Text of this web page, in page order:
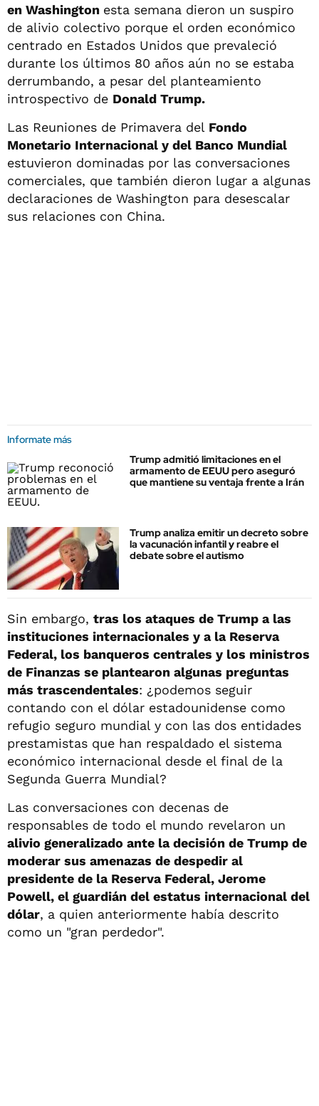
en Washington esta semana dieron un suspiro
de alivio colectivo porque el orden económico
centrado en Estados Unidos que prevaleció
durante los últimos 80 años aún no se estaba
derrumbando, a pesar del planteamiento
introspectivo de Donald Trump.
Las Reuniones de Primavera del Fondo
Monetario Internacional y del Banco Mundial
estuvieron dominadas por las conversaciones
comerciales, que también dieron lugar a algunas
declaraciones de Washington para desescalar
sus relaciones con China.
Informate más
Trump admitió limitaciones en el
armamento de EEUU pero aseguró
que mantiene su ventaja frente a Irán
Trump analiza emitir un decreto sobre
la vacunación infantil y reabre el
debate sobre el autismo
Sin embargo, tras los ataques de Trump a las
instituciones internacionales y a la Reserva
Federal, los banqueros centrales y los ministros
de Finanzas se plantearon algunas preguntas
más trascendentales: ¿podemos seguir
contando con el dólar estadounidense como
refugio seguro mundial y con las dos entidades
prestamistas que han respaldado el sistema
económico internacional desde el final de la
Segunda Guerra Mundial?
Las conversaciones con decenas de
responsables de todo el mundo revelaron un
alivio generalizado ante la decisión de Trump de
moderar sus amenazas de despedir al
presidente de la Reserva Federal, Jerome
Powell, el guardián del estatus internacional del
dólar, a quien anteriormente había descrito
como un "gran perdedor".